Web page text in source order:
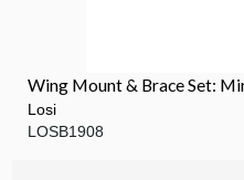
Wing Mount & Brace Set:
Losi
LOSB1908